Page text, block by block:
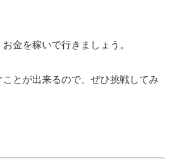
金を稼いで行きましょう。
とが出来るので、ぜひ挑戦してみ